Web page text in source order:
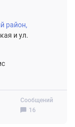
Сообщений
16
район,
и ул.